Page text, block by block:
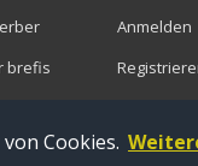
Cookies.
brefis
Anmelden